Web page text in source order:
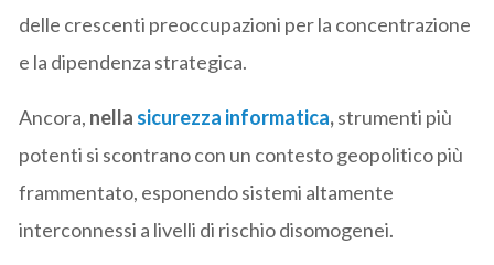
delle crescenti preoccupazioni per la concentrazione
e la dipendenza strategica.
Ancora, nella sicurezza informatica,strumenti più
potenti si scontrano con un contesto geopolitico più
frammentato, esponendo sistemi altamente
interconnessi a livelli di rischio disomogenei.